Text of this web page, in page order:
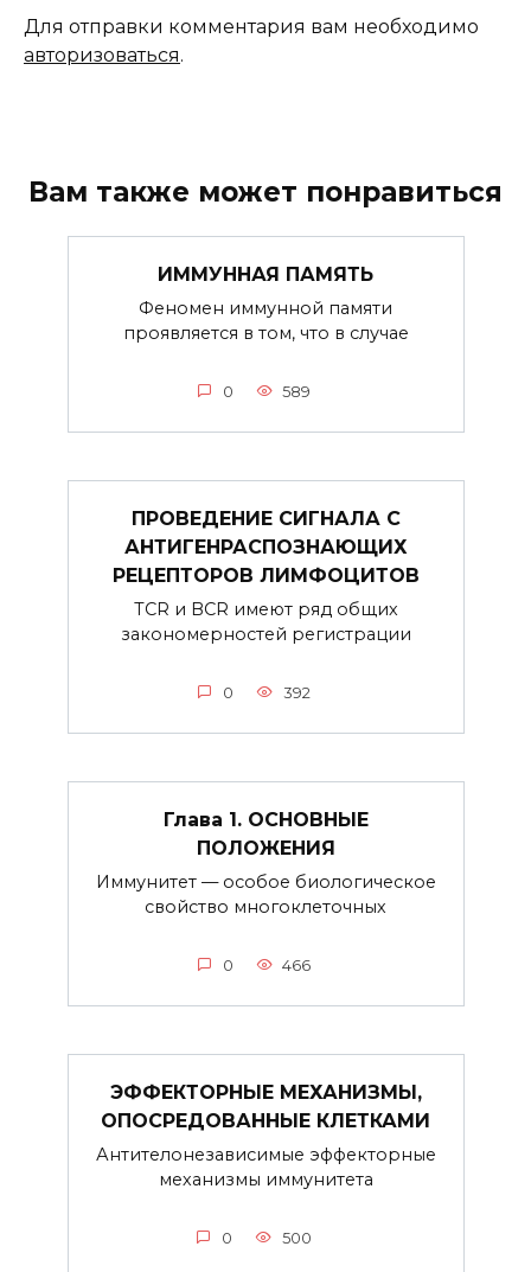
Для отправки комментария вам необходимо
авторизоваться.
Вам также может понравиться
ИММУННАЯ ПАМЯТЬ
Феномен иммунной памяти
проявляется в том, что в случае
0 589
ПРОВЕДЕНИЕ СИГНАЛА С
АНТИГЕНРАСПОЗНАЮЩИХ
РЕЦЕПТОРОВ ЛИМФОЦИТОВ
TCR и BCR имеют ряд общих
закономерностей регистрации
0 392
Глава 1. ОСНОВНЫЕ
ПОЛОЖЕНИЯ
Иммунитет — особое биологическое
свойство многоклеточных
0 466
ЭФФЕКТОРНЫЕ МЕХАНИЗМЫ,
ОПОСРЕДОВАННЫЕ КЛЕТКАМИ
Антителонезависимые эффекторные
механизмы иммунитета
0 500